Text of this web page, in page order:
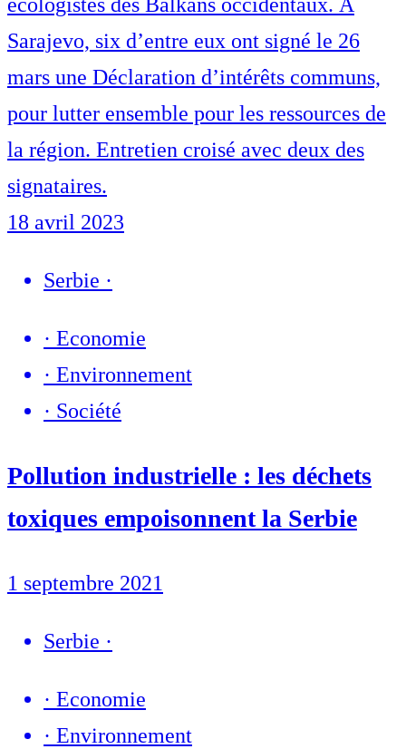
écologistes des Balkans occidentaux. À
Sarajevo, six d’entre eux ont signé le 26
mars une Déclaration d’intérêts communs,
pour lutter ensemble pour les ressources de
la région. Entretien croisé avec deux des
signataires.
18 avril 2023
Serbie ·
· Economie
· Environnement
· Société
Pollution industrielle : les déchets
toxiques empoisonnent la Serbie
1 septembre 2021
Serbie ·
· Economie
· Environnement